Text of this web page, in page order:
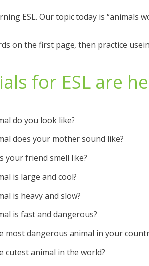
ESL. Our topic today is “animals
on the first page, then practice
for ESL are
do you look like?
does your mother sound like?
your friend smell like?
is large and cool?
is heavy and slow?
is fast and dangerous?
most dangerous animal in your
cutest animal in the world?